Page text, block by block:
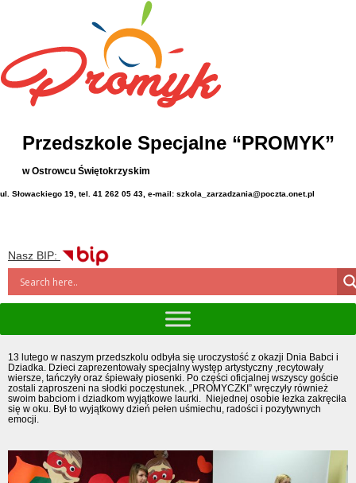
Przedszkole Specjalne “PROMYK”
w Ostrowcu Świętokrzyskim
ul. Słowackiego 19, tel. 41 262 05 43, e-mail: szkola_zarzadzania@poczta.onet.pl
Nasz BIP:
13 lutego w naszym przedszkolu odbyła się uroczystość z okazji Dnia Babci i
Dziadka. Dzieci zaprezentowały specjalny występ artystyczny ,recytowały
wiersze, tańczyły oraz śpiewały piosenki. Po części oficjalnej wszyscy goście
zostali zaproszeni na słodki poczęstunek. „PROMYCZKI” wręczyły również
swoim babciom i dziadkom wyjątkowe laurki. Niejednej osobie łezka zakręciła
się w oku. Był to wyjątkowy dzień pełen uśmiechu, radości i pozytywnych
emocji.